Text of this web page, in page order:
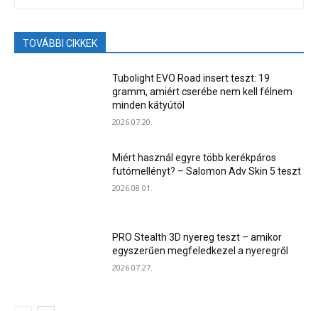
TOVÁBBI CIKKEK
Tubolight EVO Road insert teszt: 19
gramm, amiért cserébe nem kell félnem
minden kátyútól
2026.07.20.
Miért használ egyre több kerékpáros
futómellényt? – Salomon Adv Skin 5 teszt
2026.08.01.
PRO Stealth 3D nyereg teszt – amikor
egyszerűen megfeledkezel a nyeregről
2026.07.27.